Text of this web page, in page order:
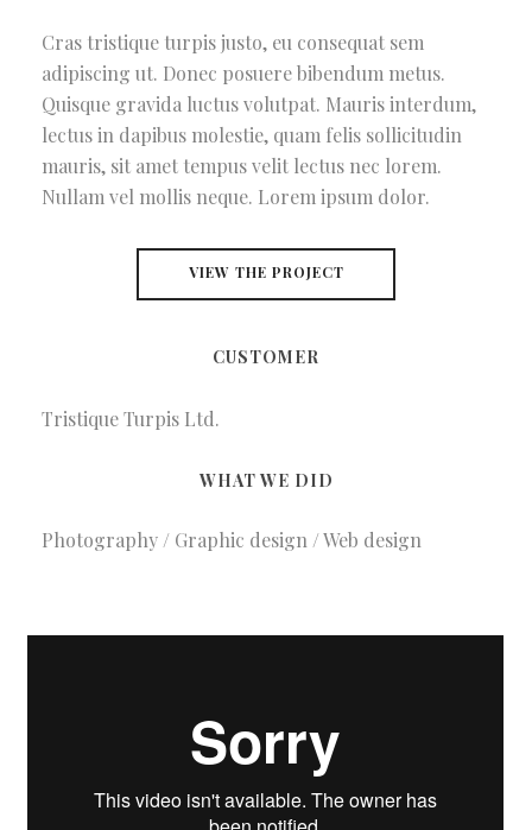
Cras tristique turpis justo, eu consequat sem
adipiscing ut. Donec posuere bibendum metus.
Quisque gravida luctus volutpat. Mauris interdum,
lectus in dapibus molestie, quam felis sollicitudin
mauris, sit amet tempus velit lectus nec lorem.
Nullam vel mollis neque. Lorem ipsum dolor.
VIEW THE PROJECT
CUSTOMER
Tristique Turpis Ltd.
WHAT WE DID
Photography / Graphic design / Web design